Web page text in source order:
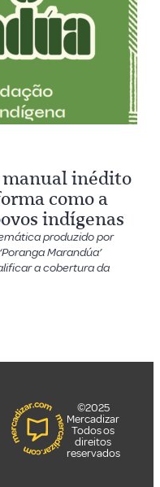
manual inédito
como a
indígenas
produzido por
Marandúa’
a cobertura da
©2025
Mercadizar
Todos os
direitos
reservados